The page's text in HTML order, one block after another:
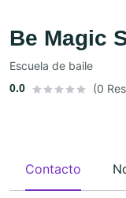
Be Magic
Escuela de baile
0.0 (0
Contacto